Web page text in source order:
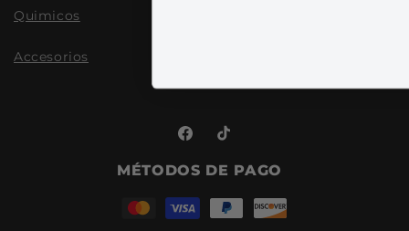
Quimicos
Accesorios
FacebookTikTok
MÉTODOS DE PAGO